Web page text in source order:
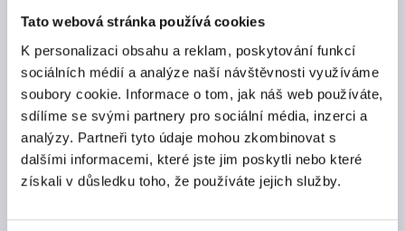
Tato webová stránka používá cookies
K personalizaci obsahu a reklam, poskytování funkcí
sociálních médií a analýze naší návštěvnosti využíváme
soubory cookie. Informace o tom, jak náš web používáte,
sdílíme se svými partnery pro sociální média, inzerci a
analýzy. Partneři tyto údaje mohou zkombinovat s
dalšími informacemi, které jste jim poskytli nebo které
získali v důsledku toho, že používáte jejich služby.
K1199
DIN39, BEZ VNITŘNÍHO ŠESTIHRANU, PROV.:E, M08,